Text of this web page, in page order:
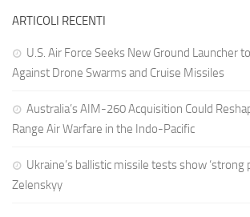
ARTICOLI RECENTI
U.S. Air Force Seeks New Ground Launcher
Against Drone Swarms and Cruise Missiles
Australia’s AIM-260 Acquisition Could
Range Air Warfare in the Indo-Pacific
Ukraine’s ballistic missile tests show ‘strong
Zelenskyy